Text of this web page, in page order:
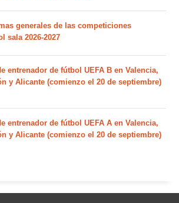
generales de las competiciones
sala 2026-2027
entrenador de fútbol UEFA B en Valencia,
y Alicante (comienzo el 20 de septiembre)
entrenador de fútbol UEFA A en Valencia,
y Alicante (comienzo el 20 de septiembre)